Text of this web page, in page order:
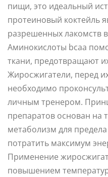
пищи, это идеальный
протеиновый коктейль
разрешенных лакомств
Аминокислоты bcaa
ткани, предотвращают
Жиросжигатели, перед
необходимо
личным тренером.
препаратов основан на
метаболизм для
потратить максимум
Применение
повышением